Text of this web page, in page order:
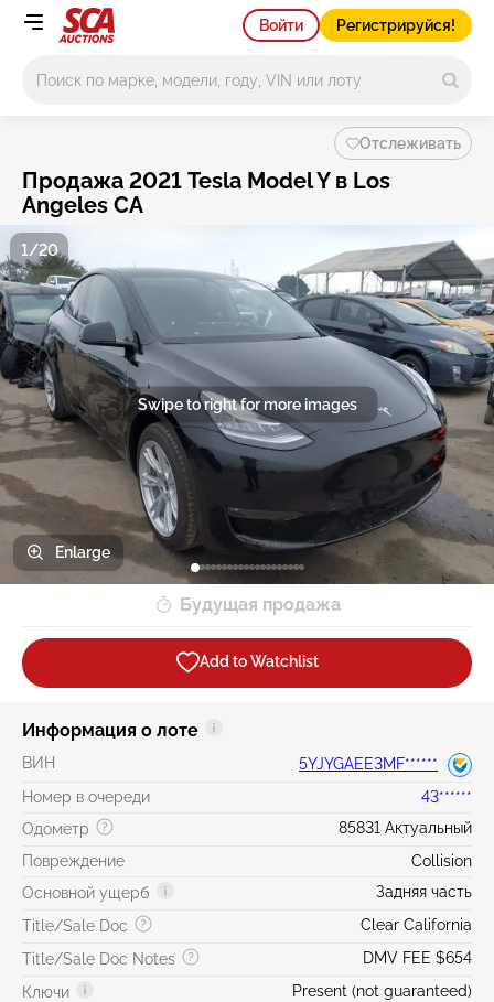
Войти Регистрируйся!
Отслеживать
Продажа 2021 Tesla Model Y в Los
Angeles CA
Swipe to right for more images
1/20
Enlarge
Будущая продажа
Add to Watchlist
Информация о лоте
ВИН
5YJYGAEE3MF******
Номер в очереди
43******
Одометр
85831 Актуальный
Повреждение
Collision
Основной ущерб
Задняя часть
Title/Sale Doc
Clear California
Title/Sale Doc Notes
DMV FEE $654
Ключи
Present (not guaranteed)